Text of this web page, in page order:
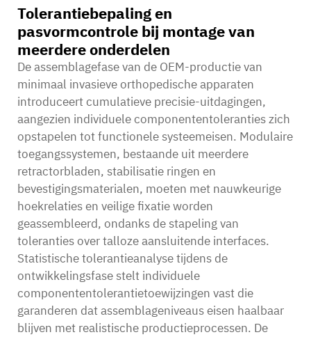
Tolerantiebepaling en
pasvormcontrole bij montage van
meerdere onderdelen
De assemblagefase van de OEM-productie van
minimaal invasieve orthopedische apparaten
introduceert cumulatieve precisie-uitdagingen,
aangezien individuele componententoleranties zich
opstapelen tot functionele systeemeisen. Modulaire
toegangssystemen, bestaande uit meerdere
retractorbladen, stabilisatie ringen en
bevestigingsmaterialen, moeten met nauwkeurige
hoekrelaties en veilige fixatie worden
geassembleerd, ondanks de stapeling van
toleranties over talloze aansluitende interfaces.
Statistische tolerantieanalyse tijdens de
ontwikkelingsfase stelt individuele
componententolerantietoewijzingen vast die
garanderen dat assemblageniveaus eisen haalbaar
blijven met realistische productieprocessen. De